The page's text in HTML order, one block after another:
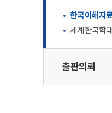
한국이해자
세계한국학
출판의뢰